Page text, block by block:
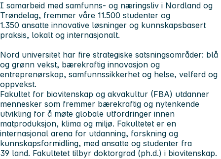
I samarbeid med samfunns- og næringsliv i Nordland og
Trøndelag, fremmer våre 11.500 studenter og
1.350 ansatte innovative løsninger og kunnskapsbasert
praksis, lokalt og internasjonalt.
Nord universitet har fire strategiske satsningsområder: blå
og grønn vekst, bærekraftig innovasjon og
entreprenørskap, samfunnssikkerhet og helse, velferd og
oppvekst.
Fakultet for biovitenskap og akvakultur (FBA) utdanner
mennesker som fremmer bærekraftig og nytenkende
utvikling for å møte globale utfordringer innen
matproduksjon, klima og miljø. Fakultetet er en
internasjonal arena for utdanning, forskning og
kunnskapsformidling, med ansatte og studenter fra
39 land. Fakultetet tilbyr doktorgrad (ph.d.) i biovitenskap.